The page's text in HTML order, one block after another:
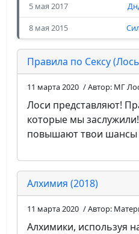
5 мая 2017
8 мая 2015
Правила по Сексу
11 марта 2020 / Автор: МГ
Лоси представляют!
которые мы
повышают твои шансы
Алхимия (2018)
11 марта 2020 / Автор:
Алхимики, используя